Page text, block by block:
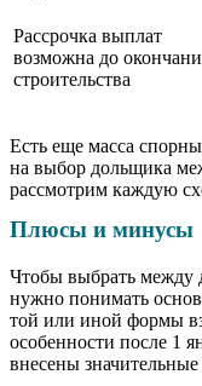
Рассрочка выплат
возможна до
строительства
Есть еще масса
на выбор дольщика
рассмотрим каждую
Плюсы и минусы
Чтобы выбрать между
нужно понимать
той или иной формы
особенности после 1
внесены